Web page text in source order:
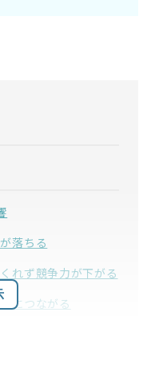
落ちる
れず競争力が下がる
につながる